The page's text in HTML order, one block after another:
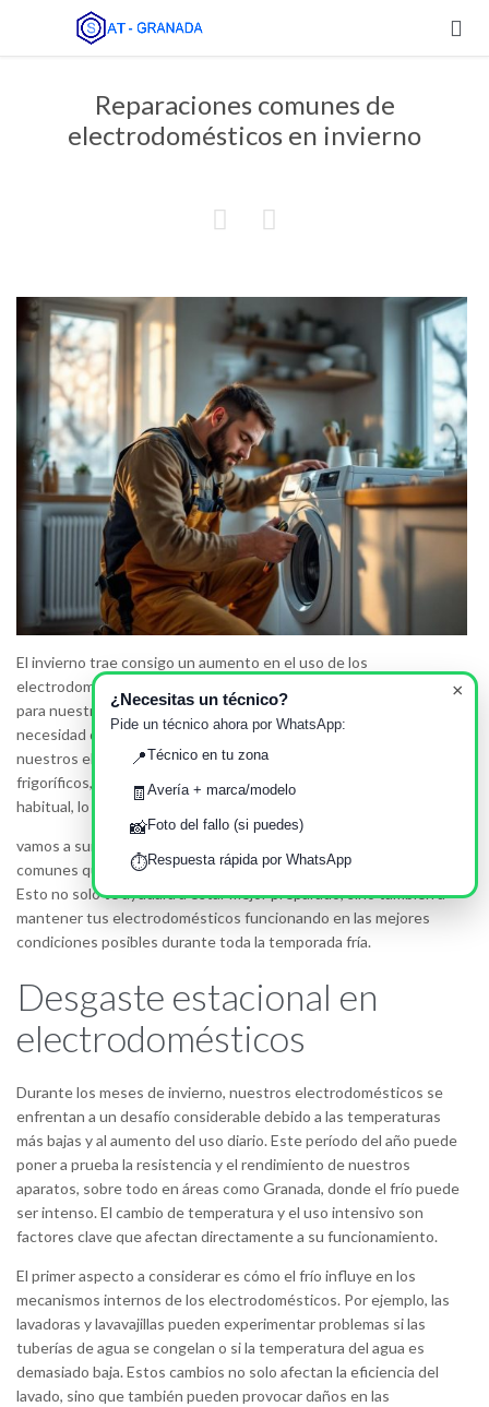

Reparaciones comunes de
electrodomésticos en invierno
 
El invierno trae consigo un aumento en el uso de los
electrodomésticos, lo que puede resultar en algunos desafíos
para nuestros equipos del hogar. Las bajas temperaturas y la
necesidad de estar más tiempo dentro de casa empujan a
nuestros electrodomésticos al límite. De las calderas a los
frigoríficos, muchas veces sienten el estrés de funcionar más de lo
habitual, lo que se traduce en averías más frecuentes.
vamos a sumergirnos en los patrones de reparaciones más
comunes que suelen presentarse durante el invierno en Granada.
Esto no solo te ayudará a estar mejor preparado, sino también a
mantener tus electrodomésticos funcionando en las mejores
condiciones posibles durante toda la temporada fría.
Desgaste estacional en
electrodomésticos
Durante los meses de invierno, nuestros electrodomésticos se
enfrentan a un desafío considerable debido a las temperaturas
más bajas y al aumento del uso diario. Este período del año puede
poner a prueba la resistencia y el rendimiento de nuestros
aparatos, sobre todo en áreas como Granada, donde el frío puede
ser intenso. El cambio de temperatura y el uso intensivo son
factores clave que afectan directamente a su funcionamiento.
El primer aspecto a considerar es cómo el frío influye en los
mecanismos internos de los electrodomésticos. Por ejemplo, las
lavadoras y lavavajillas pueden experimentar problemas si las
tuberías de agua se congelan o si la temperatura del agua es
demasiado baja. Estos cambios no solo afectan la eficiencia del
lavado, sino que también pueden provocar daños en las
×
¿Necesitas un técnico?
Pide un técnico ahora por WhatsApp:
📍Técnico en tu zona
🧾 Avería + marca/modelo
📸Foto del fallo (si puedes)
⏱️Respuesta rápida por WhatsApp